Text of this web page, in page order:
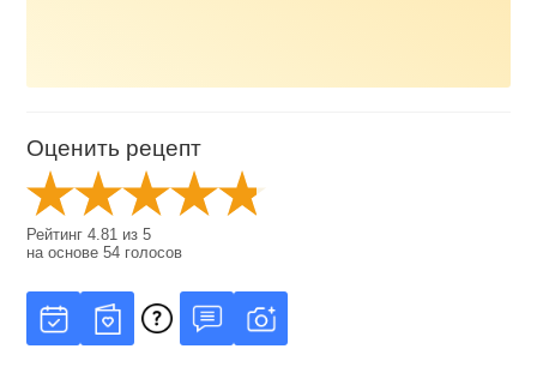
Оценить рецепт
Рейтинг4.81 из5
на основе54 голосов